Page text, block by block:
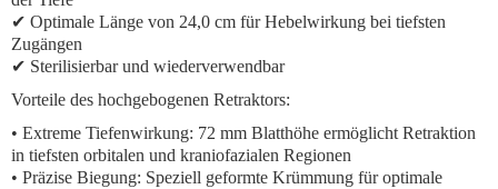
✔ Optimale Länge von 24,0 cm für Hebelwirkung bei tiefsten
Zugängen
✔ Sterilisierbar und wiederverwendbar
Vorteile des hochgebogenen Retraktors:
• Extreme Tiefenwirkung: 72 mm Blatthöhe ermöglicht Retraktion
in tiefsten orbitalen und kraniofazialen Regionen
• Präzise Biegung: Speziell geformte Krümmung für optimale